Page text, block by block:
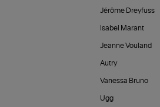
Jérôme Dreyfuss
Isabel Marant
Jeanne Vouland
Autry
Vanessa Bruno
Ugg